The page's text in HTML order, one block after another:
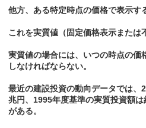
他方、ある特定時点の価格で表示す
これを実質値（固定価格表示または
実質値の場合には、いつの時点の価
しなければならない。
最近の建設投資の動向データでは、
兆円、1995年度基準の実質投資額
がある。